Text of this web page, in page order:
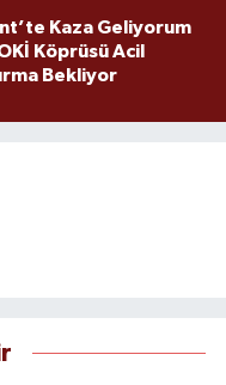
Kaza Geliyorum
Köprüsü Acil
Bekliyor